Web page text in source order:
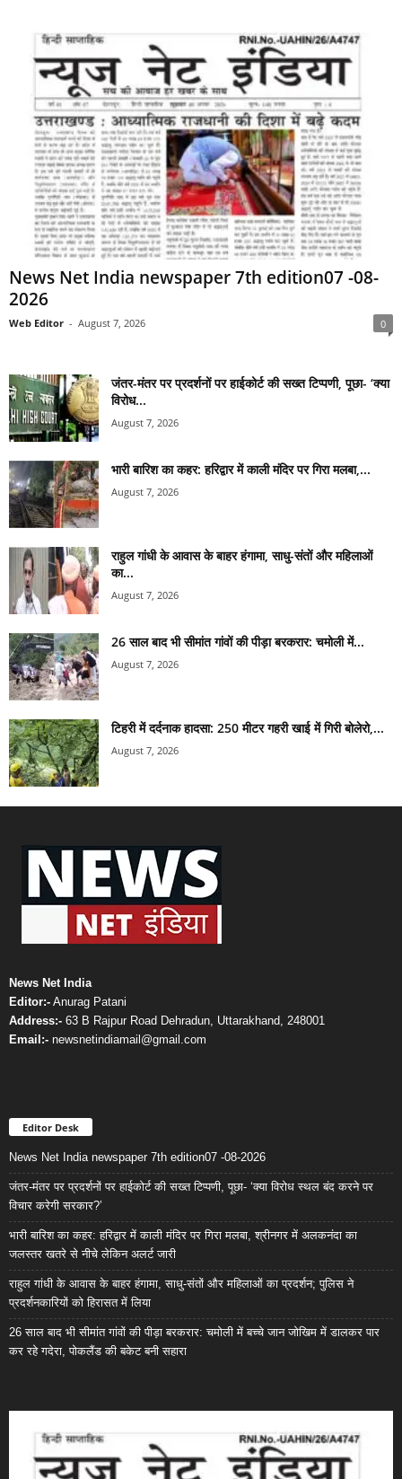
News Net India newspaper 7th edition07 -08-
2026
Web Editor - August 7, 2026 0
जंतर-मंतर पर प्रदर्शनों पर हाईकोर्ट की सख्त टिप्पणी, पूछा- ‘क्या
विरोध...
August 7, 2026
भारी बारिश का कहर: हरिद्वार में काली मंदिर पर गिरा मलबा,...
August 7, 2026
राहुल गांधी के आवास के बाहर हंगामा, साधु-संतों और महिलाओं
का...
August 7, 2026
26 साल बाद भी सीमांत गांवों की पीड़ा बरकरार: चमोली में...
August 7, 2026
टिहरी में दर्दनाक हादसा: 250 मीटर गहरी खाई में गिरी बोलेरो,...
August 7, 2026
News Net India
Editor:- Anurag Patani
Address:- 63 B Rajpur Road Dehradun, Uttarakhand, 248001
Email:- newsnetindiamail@gmail.com
Editor Desk
News Net India newspaper 7th edition07 -08-2026
जंतर-मंतर पर प्रदर्शनों पर हाईकोर्ट की सख्त टिप्पणी, पूछा- ‘क्या विरोध स्थल बंद करने पर
विचार करेगी सरकार?’
भारी बारिश का कहर: हरिद्वार में काली मंदिर पर गिरा मलबा, श्रीनगर में अलकनंदा का
जलस्तर खतरे से नीचे लेकिन अलर्ट जारी
राहुल गांधी के आवास के बाहर हंगामा, साधु-संतों और महिलाओं का प्रदर्शन; पुलिस ने
प्रदर्शनकारियों को हिरासत में लिया
26 साल बाद भी सीमांत गांवों की पीड़ा बरकरार: चमोली में बच्चे जान जोखिम में डालकर पार
कर रहे गदेरा, पोकलैंड की बकेट बनी सहारा